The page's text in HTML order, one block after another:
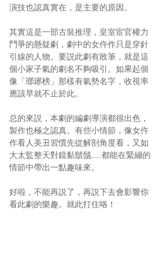
演技也認真實在，是主要的原因。
其實這是一部古裝推理，皇室宦官權力
鬥爭的懸疑劇，劇中的女仵作只是穿針
引線的人物。要説此劇有敗筆，就是這
個小家子氣的劇名不夠吸引。如果起個
像「瑯琊榜」那樣有氣勢名字，收視率
應該早就不止於此。
总的來説，本劇的編劇導演都很出色，
製作也極之認真。有些小情節，像女仵
作看人美丑習慣先從解剖角度看，又如
大太監整天對鏡黏鬍鬚.....都能在緊繃的
情節中帶出一點趣味來。
好啦，不能再説了，再説下去會影響你
看此劇的樂趣。就此打住咯！